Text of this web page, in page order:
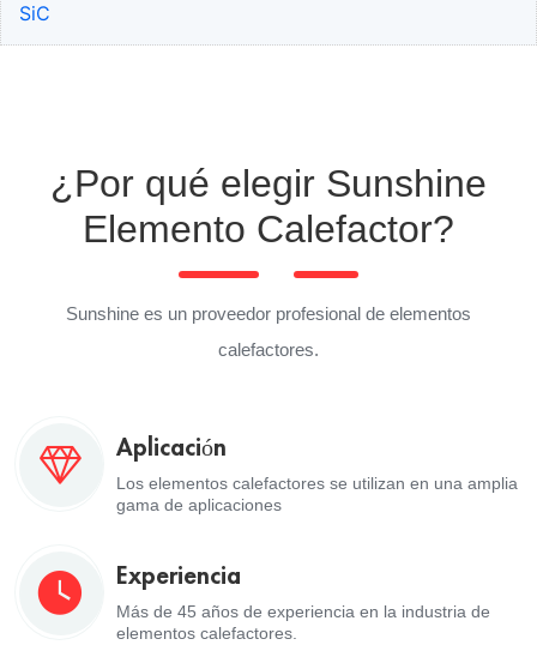
SiC
¿Por qué elegir Sunshine
Elemento Calefactor?
Sunshine es un proveedor profesional de elementos
calefactores.
Aplicación
Los elementos calefactores se utilizan en una amplia
gama de aplicaciones
Experiencia
Más de 45 años de experiencia en la industria de
elementos calefactores.